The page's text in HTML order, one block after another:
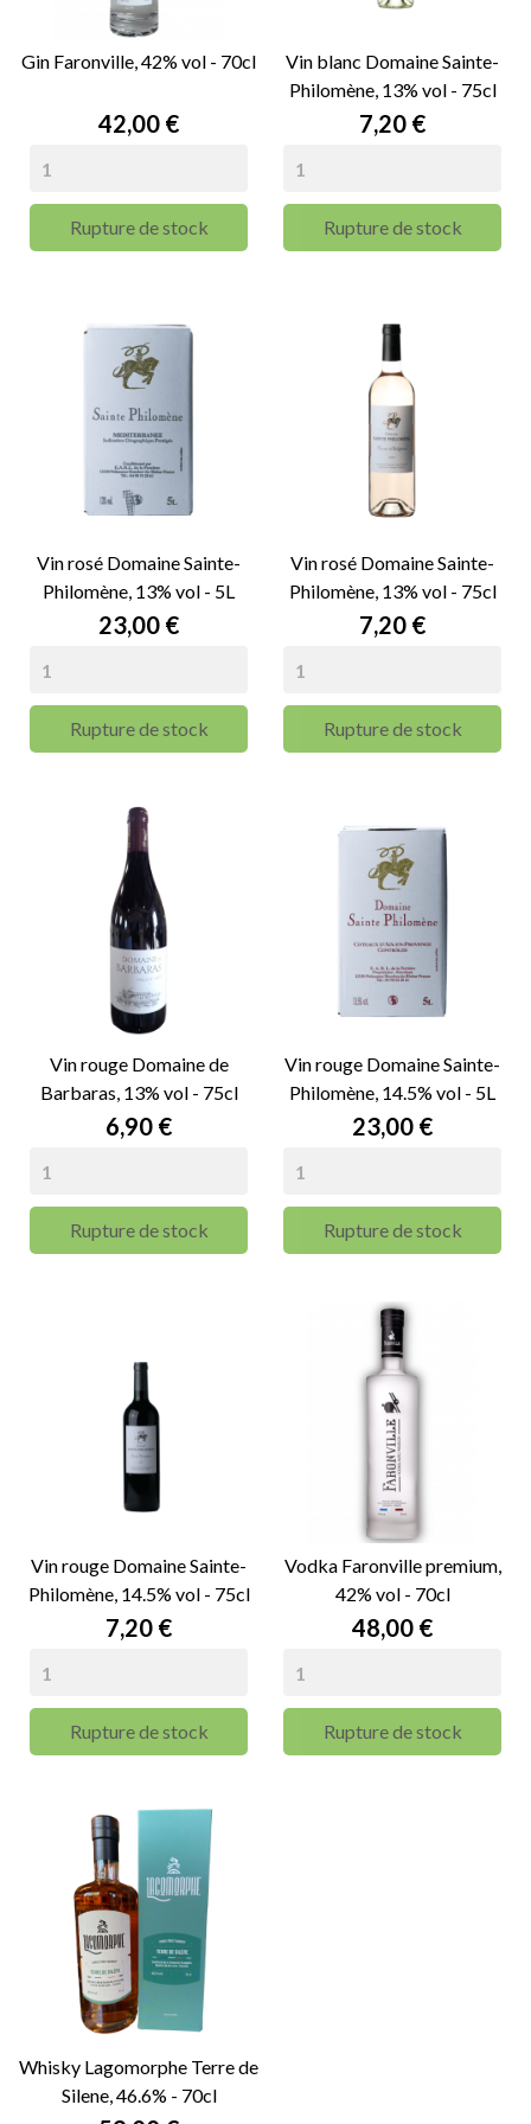
Gin Faronville, 42% vol - 70cl
Prix
42,00 €
Rupture de stock
Vin blanc Domaine Sainte-
Philomène, 13% vol - 75cl
Prix
7,20 €
Rupture de stock
Vin rosé Domaine Sainte-
Philomène, 13% vol - 5L
Prix
23,00 €
Rupture de stock
Vin rosé Domaine Sainte-
Philomène, 13% vol - 75cl
Prix
7,20 €
Rupture de stock
Vin rouge Domaine de
Barbaras, 13% vol - 75cl
Prix
6,90 €
Rupture de stock
Vin rouge Domaine Sainte-
Philomène, 14.5% vol - 5L
Prix
23,00 €
Rupture de stock
Vin rouge Domaine Sainte-
Philomène, 14.5% vol - 75cl
Prix
7,20 €
Rupture de stock
Vodka Faronville premium,
42% vol - 70cl
Prix
48,00 €
Rupture de stock
Whisky Lagomorphe Terre de
Silene, 46.6% - 70cl